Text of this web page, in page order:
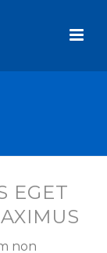
EGET
non